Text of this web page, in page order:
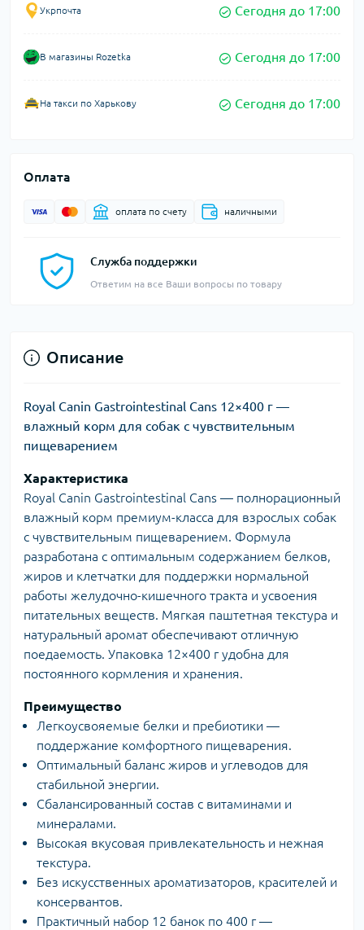
Укрпочта Сегодня до 17:00
В магазины Rozetka Сегодня до 17:00
На такси по Харькову Сегодня до 17:00
Оплата
оплата по счету наличными
Служба поддержки
Ответим на все Ваши вопросы по товару
Описание
Royal Canin Gastrointestinal Cans 12×400 г —
влажный корм для собак с чувствительным
пищеварением
Характеристика
Royal Canin Gastrointestinal Cans — полнорационный
влажный корм премиум-класса для взрослых собак
с чувствительным пищеварением. Формула
разработана с оптимальным содержанием белков,
жиров и клетчатки для поддержки нормальной
работы желудочно-кишечного тракта и усвоения
питательных веществ. Мягкая паштетная текстура и
натуральный аромат обеспечивают отличную
поедаемость. Упаковка 12×400 г удобна для
постоянного кормления и хранения.
Преимущество
Легкоусвояемые белки и пребиотики —
поддержание комфортного пищеварения.
Оптимальный баланс жиров и углеводов для
стабильной энергии.
Сбалансированный состав с витаминами и
минералами.
Высокая вкусовая привлекательность и нежная
текстура.
Без искусственных ароматизаторов, красителей и
консервантов.
Практичный набор 12 банок по 400 г —